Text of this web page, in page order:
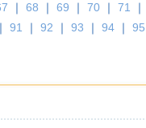
｜ 68 ｜ 69 ｜ 70 ｜ 71 ｜
91 ｜ 92 ｜ 93 ｜ 94 ｜ 95